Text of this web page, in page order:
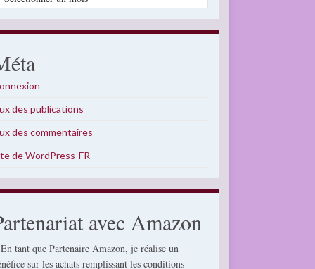
des publications
des commentaires
de WordPress-FR
avec Amazon
tant que Partenaire Amazon, je réalise un
sur les achats remplissant les conditions